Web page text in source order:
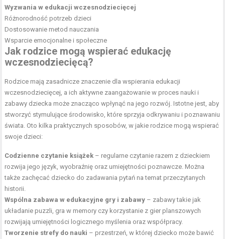
Wyzwania w edukacji wczesnodziecięcej
Różnorodność potrzeb dzieci
Dostosowanie metod nauczania
Wsparcie emocjonalne i społeczne
Jak rodzice mogą wspierać edukację
wczesnodziecięcą?
Rodzice mają zasadnicze znaczenie dla wspierania edukacji
wczesnodziecięcej, a ich aktywne zaangażowanie w proces nauki i
zabawy dziecka może znacząco wpłynąć na jego rozwój. Istotne jest, aby
stworzyć stymulujące środowisko, które sprzyja odkrywaniu i poznawaniu
świata. Oto kilka praktycznych sposobów, w jakie rodzice mogą wspierać
swoje dzieci:
Codzienne czytanie książek – regularne czytanie razem z dzieckiem
rozwija jego język, wyobraźnię oraz umiejętności poznawcze. Można
także zachęcać dziecko do zadawania pytań na temat przeczytanych
historii.
Wspólna zabawa w edukacyjne gry i zabawy – zabawy takie jak
układanie puzzli, gra w memory czy korzystanie z gier planszowych
rozwijają umiejętności logicznego myślenia oraz współpracy.
Tworzenie strefy do nauki – przestrzeń, w której dziecko może bawić